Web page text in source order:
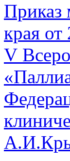
Приказ
края
V